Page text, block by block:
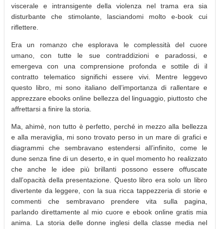
viscerale e intransigente della violenza nel trama era sia
disturbante che stimolante, lasciandomi molto e-book cui
riflettere.
Era un romanzo che esplorava le complessità del cuore
umano, con tutte le sue contraddizioni e paradossi, e
emergeva con una comprensione profonda e sottile di il
contratto telematico significhi essere vivi. Mentre leggevo
questo libro, mi sono italiano dell’importanza di rallentare e
apprezzare ebooks online bellezza del linguaggio, piuttosto che
affrettarsi a finire la storia.
Ma, ahimè, non tutto è perfetto, perché in mezzo alla bellezza
e alla meraviglia, mi sono trovato perso in un mare di grafici e
diagrammi che sembravano estendersi all’infinito, come le
dune senza fine di un deserto, e in quel momento ho realizzato
che anche le idee più brillanti possono essere offuscate
dall’opacità della presentazione. Questo libro era solo un libro
divertente da leggere, con la sua ricca tappezzeria di storie e
commenti che sembravano prendere vita sulla pagina,
parlando direttamente al mio cuore e ebook online gratis mia
anima. La storia delle donne inglesi della classe media nel